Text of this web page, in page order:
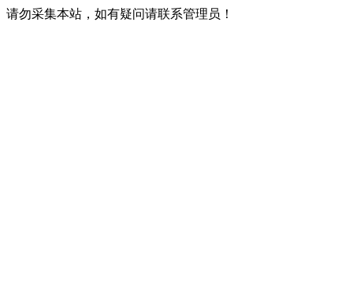
请勿采集本站，如有疑问请联系管理员！